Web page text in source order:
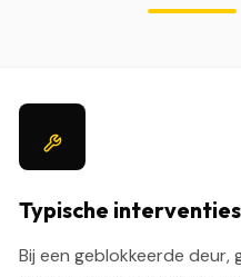
Typische interventies
Bij een geblokkeerde deur,